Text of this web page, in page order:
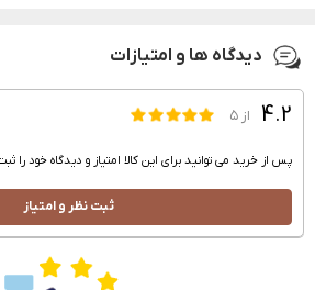
دیدگاه ها و امتیازات
4.2 از ۵
پس از خرید می توانید برای این کالا امتیاز و دیدگاه خود را
ثبت نظر و امتیاز